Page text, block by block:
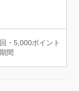
・5,000ポイント
間